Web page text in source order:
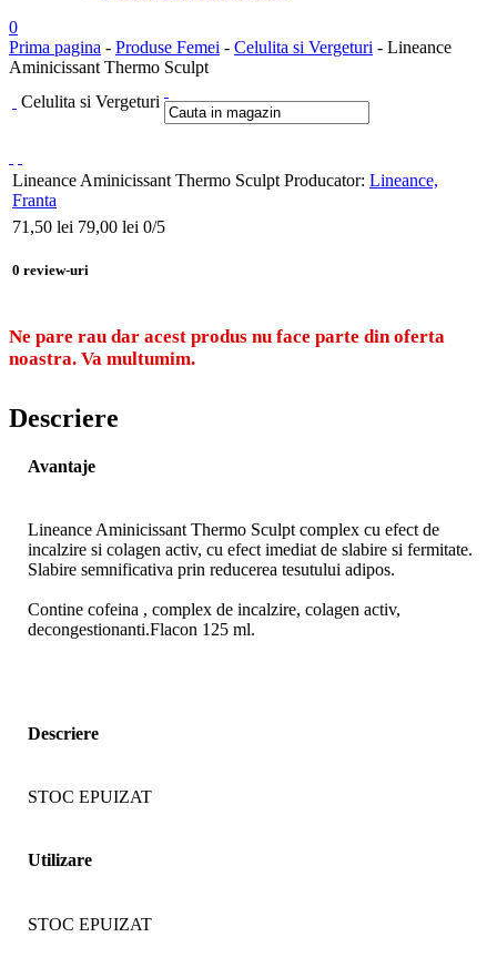
0
Prima pagina - Produse Femei - Celulita si Vergeturi - Lineance
Aminicissant Thermo Sculpt
Celulita si Vergeturi
Lineance Aminicissant Thermo Sculpt Producator: Lineance,
Franta
71,50 lei 79,00 lei 0/5
0 review-uri
Ne pare rau dar acest produs nu face parte din oferta
noastra. Va multumim.
Descriere
Avantaje
Lineance Aminicissant Thermo Sculpt complex cu efect de
incalzire si colagen activ, cu efect imediat de slabire si fermitate.
Slabire semnificativa prin reducerea tesutului adipos.
Contine cofeina , complex de incalzire, colagen activ,
decongestionanti.Flacon 125 ml.
Descriere
STOC EPUIZAT
Utilizare
STOC EPUIZAT